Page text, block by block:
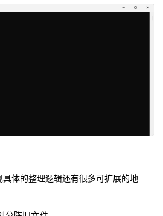
体的整理逻辑还有很多可扩展的地